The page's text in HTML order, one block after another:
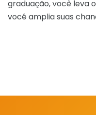
graduação, você leva
você amplia suas